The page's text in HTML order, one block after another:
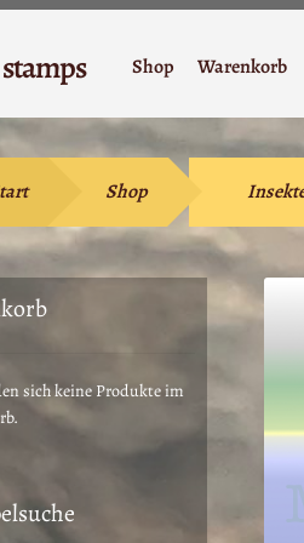
Shop Warenkorb
Shop
sich keine Produkte im